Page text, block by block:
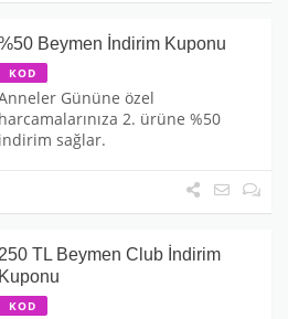
Beymen İndirim Kuponu
KOD
Gününe özel
harcamalarınıza 2. ürüne %50
indirim sağlar.
250 TL Beymen Club İndirim
Kuponu
KOD